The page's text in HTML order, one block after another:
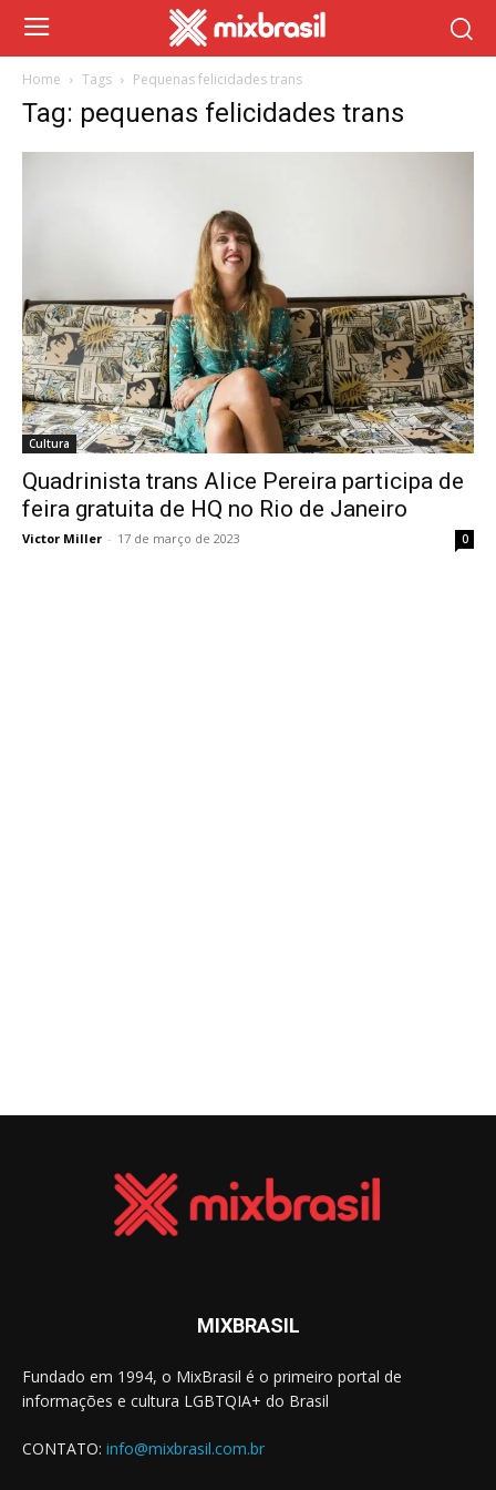
Home Tags Pequenas felicidades trans
Tag: pequenas felicidades trans
Cultura
Quadrinista trans Alice Pereira participa de
feira gratuita de HQ no Rio de Janeiro
Victor Miller - 17 de março de 2023 0
MIXBRASIL
Fundado em 1994, o MixBrasil é o primeiro portal de
informações e cultura LGBTQIA+ do Brasil
CONTATO: info@mixbrasil.com.br